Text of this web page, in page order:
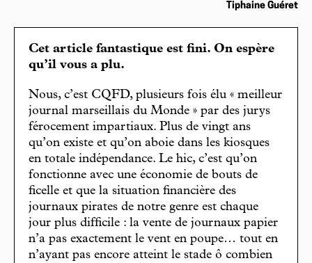
Tiphaine Guéret
Cet article fantastique est fini. On espère
qu’il vous a plu.
Nous, c’est CQFD, plusieurs fois élu « meilleur
journal marseillais du Monde » par des jurys
férocement impartiaux. Plus de vingt ans
qu’on existe et qu’on aboie dans les kiosques
en totale indépendance. Le hic, c’est qu’on
fonctionne avec une économie de bouts de
ficelle et que la situation financière des
journaux pirates de notre genre est chaque
jour plus difficile : la vente de journaux papier
n’a pas exactement le vent en poupe… tout en
n’ayant pas encore atteint le stade ô combien